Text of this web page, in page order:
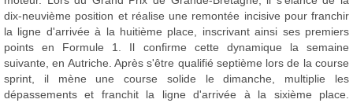
dix-neuvième position et réalise une remontée incisive pour franchir
la ligne d'arrivée à la huitième place, inscrivant ainsi ses premiers
points en Formule 1. Il confirme cette dynamique la semaine
suivante, en Autriche. Après s'être qualifié septième lors de la course
sprint, il mène une course solide le dimanche, multiplie les
dépassements et franchit la ligne d'arrivée à la sixième place.